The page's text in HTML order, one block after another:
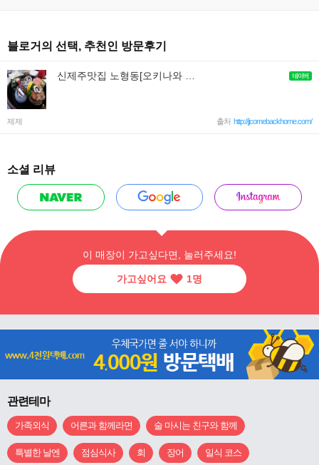
블로거의 선택, 추천인 방문후기
제제 출처 http://jjcomebackhome.com/
소셜 리뷰
이 매장이 가고싶다면, 눌러주세요!
가고싶어요 1명
관련테마
가족외식 어른과 함께라면 술 마시는 친구와 함께
특별한 날엔 점심식사 회 장어 일식 코스